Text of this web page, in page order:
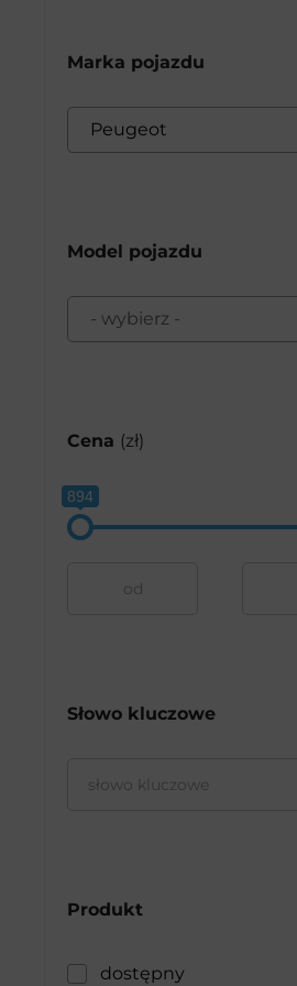
Marka pojazdu
Peugeot
Model pojazdu
- wybierz -
Cena (zł)
894
Słowo kluczowe
Produkt
dostępny